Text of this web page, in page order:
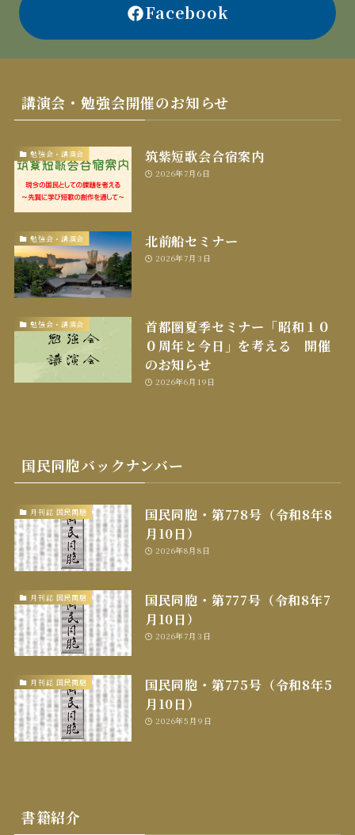
Facebook
講演会・勉強会開催のお知らせ
勉強会・講演会 筑紫短歌会合宿案内
2026年7月6日
勉強会・講演会 北前船セミナー
2026年7月3日
勉強会・講演会
首都圏夏季セミナー「昭和１０
０周年と今日」を考える 開催
のお知らせ
2026年6月19日
国民同胞バックナンバー
月刊誌 国民同胞
国民同胞・第778号（令和8年8
月10日）
2026年8月8日
月刊誌 国民同胞
国民同胞・第777号（令和8年7
月10日）
2026年7月3日
月刊誌 国民同胞
国民同胞・第775号（令和8年5
月10日）
2026年5月9日
書籍紹介